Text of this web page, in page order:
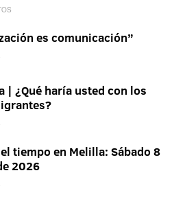
es comunicación”
| ¿Qué haría usted con los
tiempo en Melilla: Sábado 8
2026